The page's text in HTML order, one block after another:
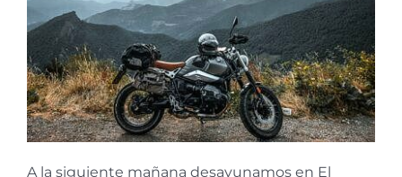
A la siguiente mañana desayunamos en El